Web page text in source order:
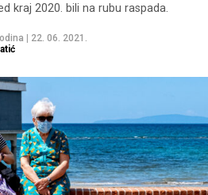
kraj 2020. bili na rubu raspada.
22. 06. 2021.